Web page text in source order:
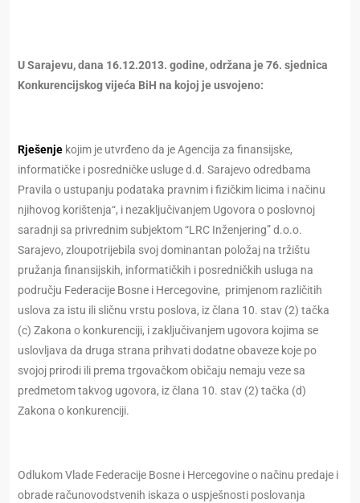
U Sarajevu, dana 16.12.2013. godine, održana je 76. sjednica
Konkurencijskog vijeća BiH na kojoj je usvojeno:
Rješenje kojim je utvrđeno da je Agencija za finansijske,
informatičke i posredničke usluge d.d. Sarajevo odredbama
Pravila o ustupanju podataka pravnim i fizičkim licima i načinu
njihovog korištenja“, i nezaključivanjem Ugovora o poslovnoj
saradnji sa privrednim subjektom “LRC Inženjering” d.o.o.
Sarajevo, zloupotrijebila svoj dominantan položaj na tržištu
pružanja finansijskih, informatičkih i posredničkih usluga na
području Federacije Bosne i Hercegovine, primjenom različitih
uslova za istu ili sličnu vrstu poslova, iz člana 10. stav (2) tačka
(c) Zakona o konkurenciji, i zaključivanjem ugovora kojima se
uslovljava da druga strana prihvati dodatne obaveze koje po
svojoj prirodi ili prema trgovačkom običaju nemaju veze sa
predmetom takvog ugovora, iz člana 10. stav (2) tačka (d)
Zakona o konkurenciji.
Odlukom Vlade Federacije Bosne i Hercegovine o načinu predaje i
obrade računovodstvenih iskaza o uspješnosti poslovanja